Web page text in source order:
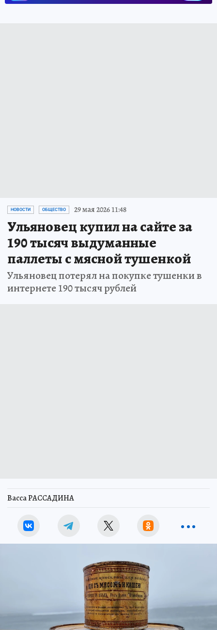
НОВОСТИ ОБЩЕСТВО 29 мая 2026 11:48
Ульяновец купил на сайте за
190 тысяч выдуманные
паллеты с мясной тушенкой
Ульяновец потерял на покупке тушенки в
интернете 190 тысяч рублей
Васса РАССАДИНА